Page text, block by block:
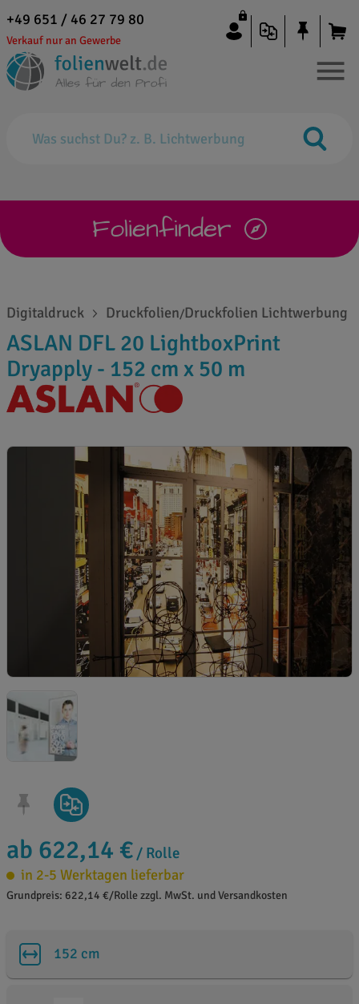
+49 651 / 46 27 79 80
Verkauf nur an Gewerbe
Folienfinder
Digitaldruck Druckfolien/Druckfolien Lichtwerbung
ASLAN DFL 20 LightboxPrint
Dryapply - 152 cm x 50 m
ab 622,14 € / Rolle
in 2-5 Werktagen lieferbar
Grundpreis: 622,14 €/Rolle zzgl. MwSt. und Versandkosten
152 cm